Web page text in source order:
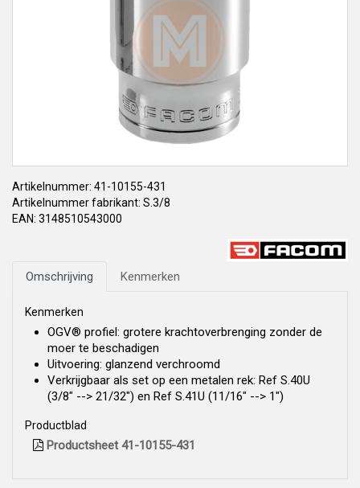
Artikelnummer: 41-10155-431
Artikelnummer fabrikant: S.3/8
EAN: 3148510543000
Omschrijving Kenmerken
Kenmerken
OGV® profiel: grotere krachtoverbrenging zonder de
moer te beschadigen
Uitvoering: glanzend verchroomd
Verkrijgbaar als set op een metalen rek: Ref S.40U
(3/8" --> 21/32") en Ref S.41U (11/16" --> 1")
Productblad
Productsheet 41-10155-431